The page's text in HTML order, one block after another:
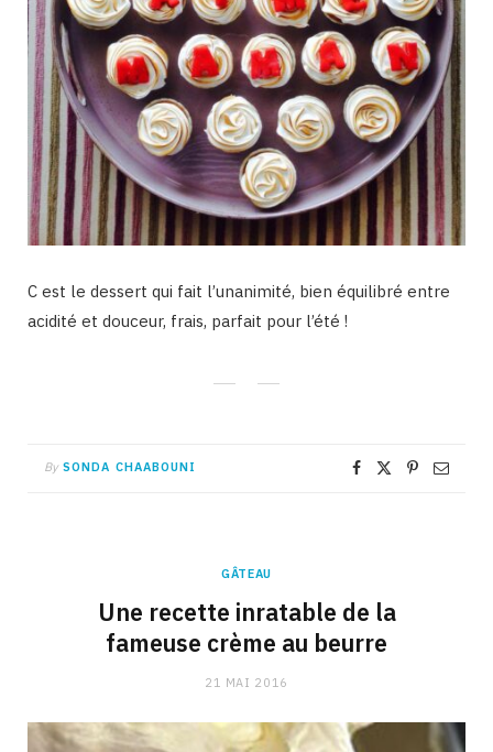
C est le dessert qui fait l’unanimité, bien équilibré entre
acidité et douceur, frais, parfait pour l’été !
By SONDA CHAABOUNI
GÂTEAU
Une recette inratable de la
fameuse crème au beurre
21 MAI 2016